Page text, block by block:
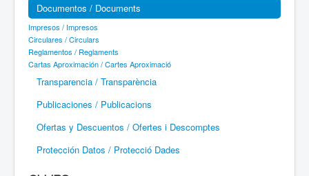
Documentos / Documents
Impresos / Impresos
Circulares / Circulars
Reglamentos / Reglaments
Cartas Aproximación / Cartes Aproximació
Transparencia / Transparència
Publicaciones / Publicacions
Ofertas y Descuentos / Ofertes i Descomptes
Protección Datos / Protecció Dades